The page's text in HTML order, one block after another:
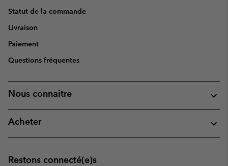
Statut de la commande
Livraison
Paiement
Questions fréquentes
Nous connaitre
Acheter
Restons connecté(e)s